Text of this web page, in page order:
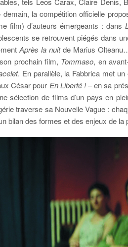
demain, la compétition officielle
film) d’auteurs émergeants : dans
se retrouvent piégés dans
Après la nuitde Marius
prochain film, Tommaso, en
. En parallèle, la Fabbrica met
César pour En Liberté !– en sa
sélection de films d’un pays en
traverse sa Nouvelle Vague :
bilan des formes et des enjeux de